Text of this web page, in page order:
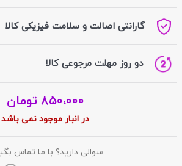
گارانتی اصالت و سلامت فیزیکی کالا
دو روز مهلت مرجوعی کالا
850،000 تومان
در انبار موجود نمی باشد
سوالی دارید؟ با ما تماس